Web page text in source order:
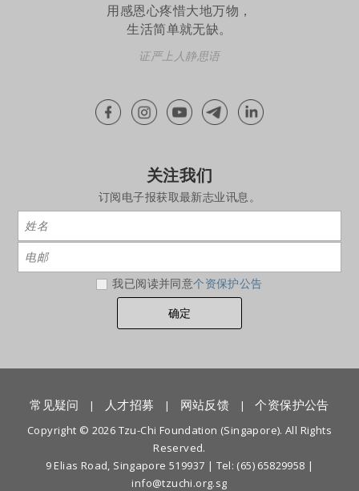
用感恩心疼惜大地万物，
生活简单就无缺。
证严上人静思语
关注我们
订阅电子报获取最新志业讯息。
我已阅读并同意个资保护公告
常见疑问 | 人才招募 | 网站反馈 | 个资保护公告
Copyright © 2026 Tzu-Chi Foundation (Singapore). All Rights
Reserved.
9 Elias Road, Singapore 519937 | Tel: (65) 65829958 |
info@tzuchi.org.sg